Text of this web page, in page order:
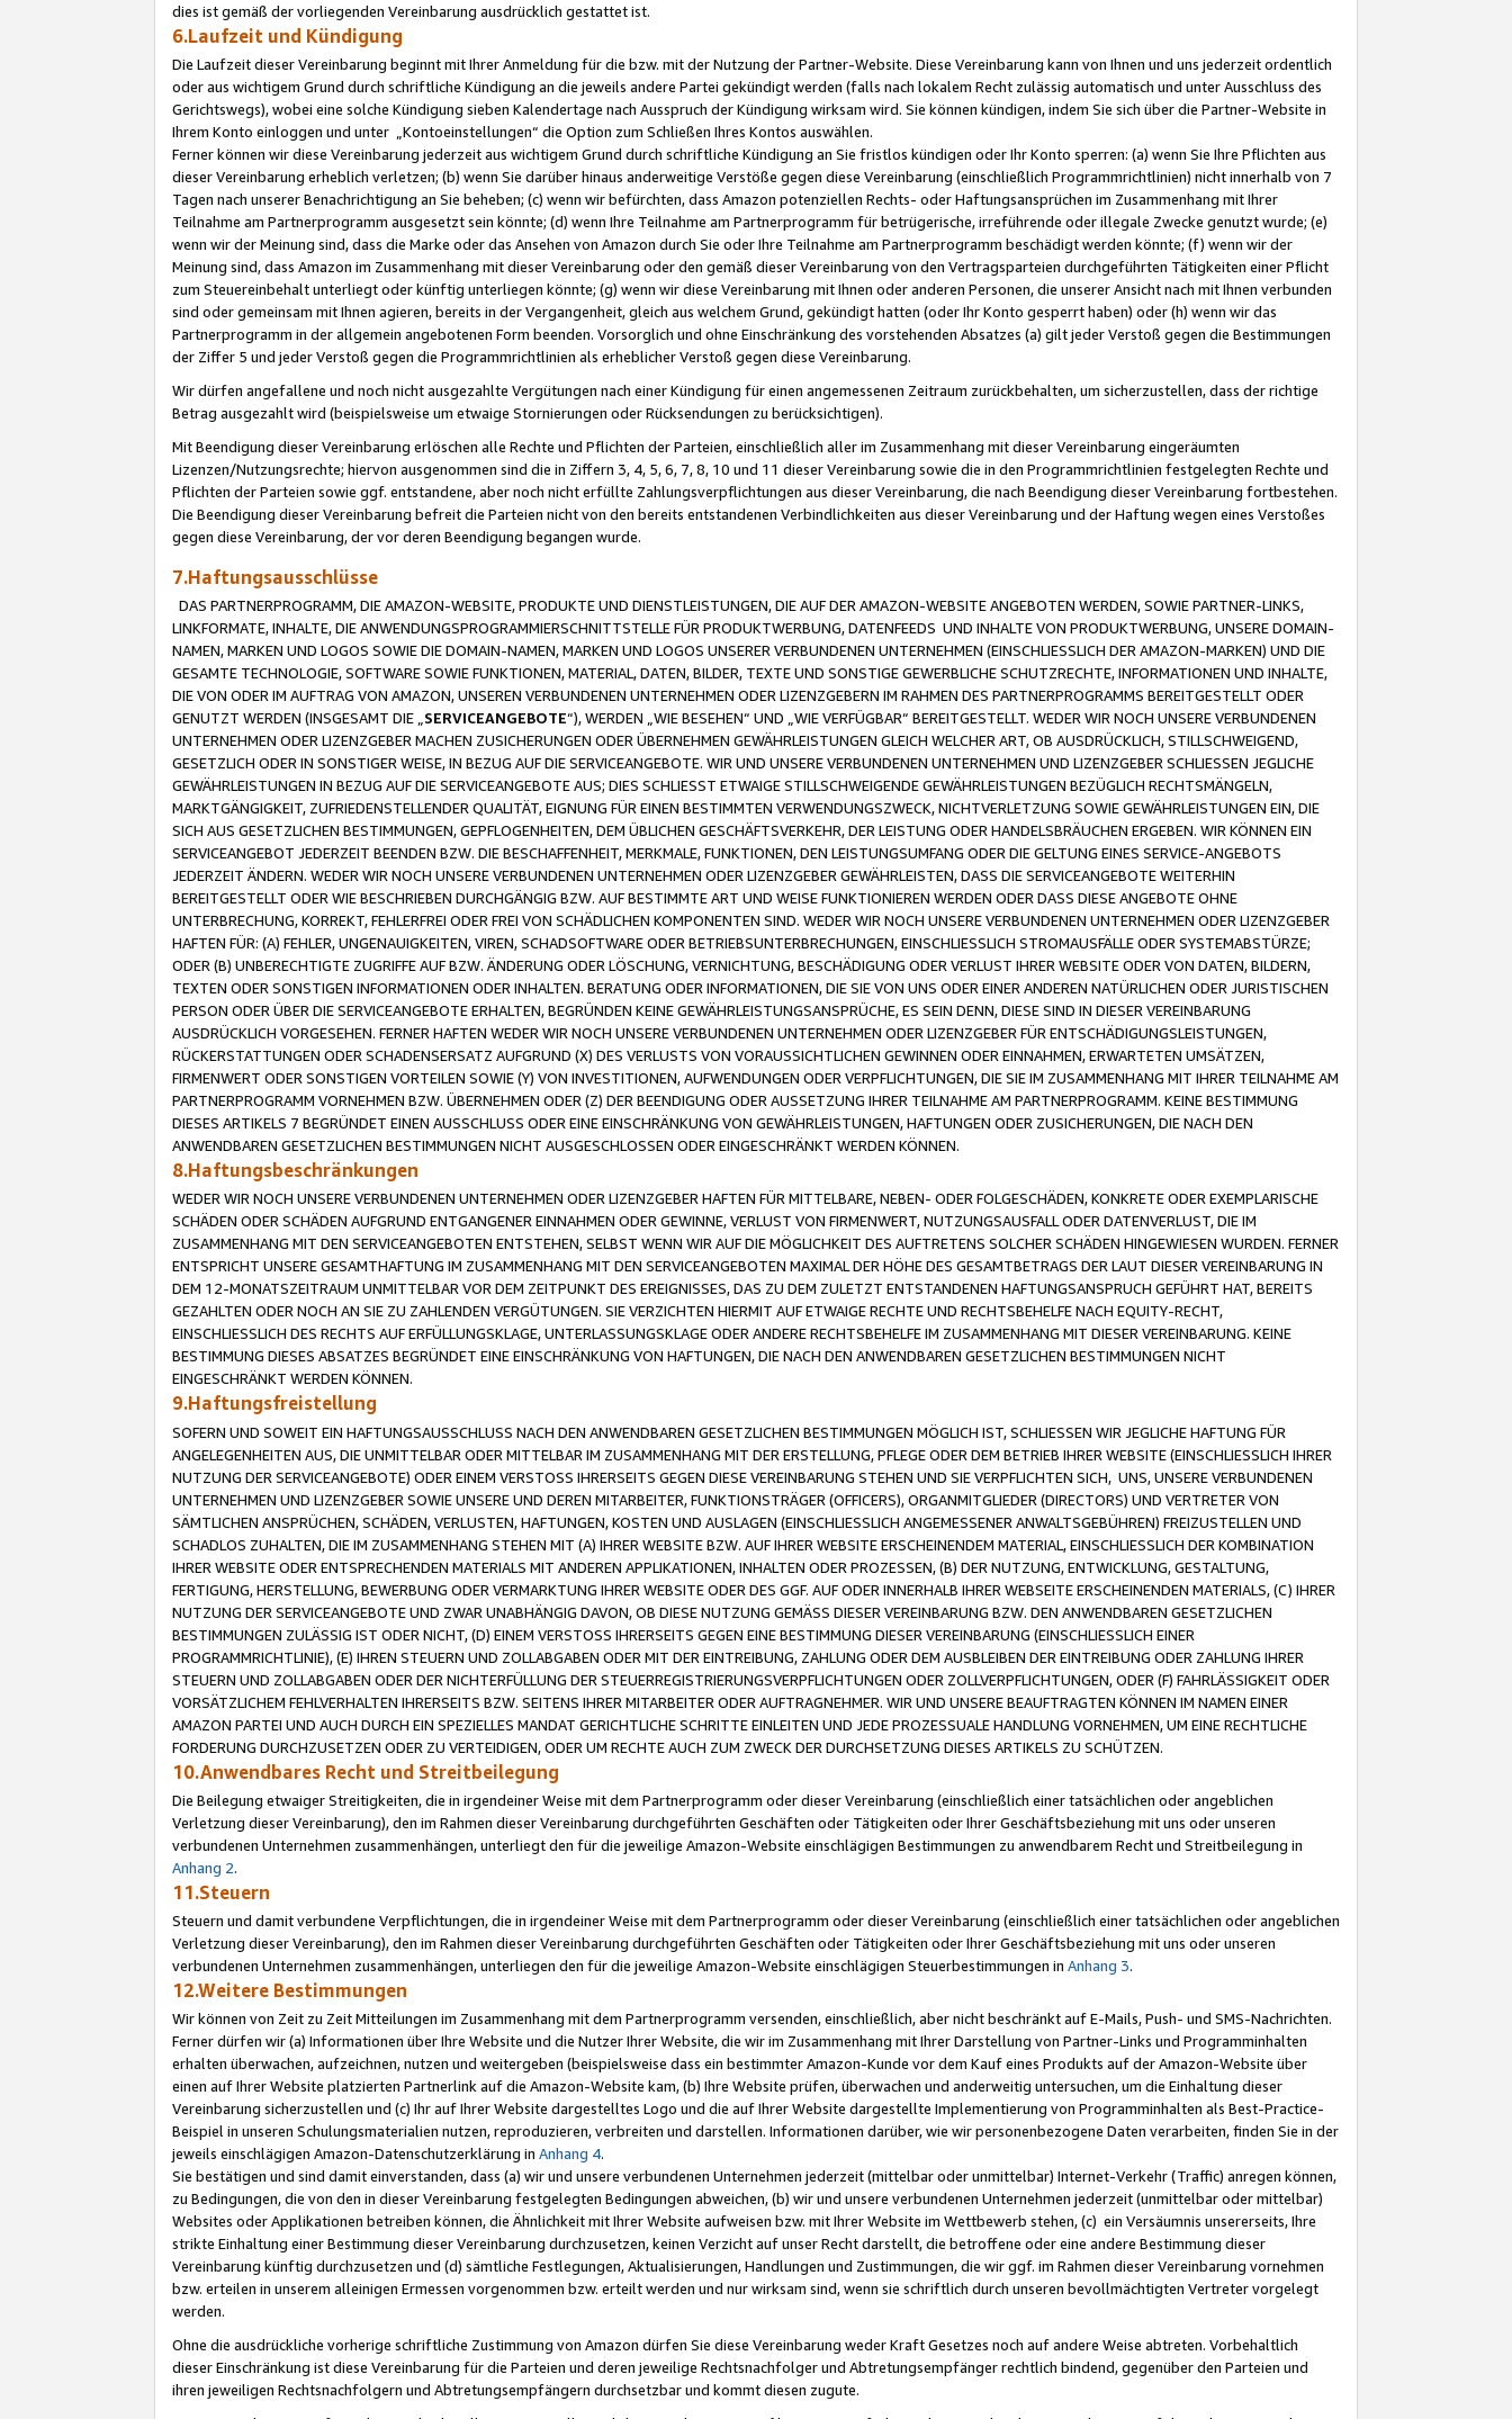
dies ist gemäß der vorliegenden Vereinbarung ausdrücklich gestattet ist.
6.Laufzeit und Kündigung
Die Laufzeit dieser Vereinbarung beginnt mit Ihrer Anmeldung für die bzw. mit der Nutzung der Partner-Website. Diese Vereinbarung kann von Ihnen und uns jederzeit ordentlich
oder aus wichtigem Grund durch schriftliche Kündigung an die jeweils andere Partei gekündigt werden (falls nach lokalem Recht zulässig automatisch und unter Ausschluss des
Gerichtswegs), wobei eine solche Kündigung sieben Kalendertage nach Ausspruch der Kündigung wirksam wird. Sie können kündigen, indem Sie sich über die Partner-Website in
Ihrem Konto einloggen und unter „Kontoeinstellungen“ die Option zum Schließen Ihres Kontos auswählen.
Ferner können wir diese Vereinbarung jederzeit aus wichtigem Grund durch schriftliche Kündigung an Sie fristlos kündigen oder Ihr Konto sperren: (a) wenn Sie Ihre Pflichten aus
dieser Vereinbarung erheblich verletzen; (b) wenn Sie darüber hinaus anderweitige Verstöße gegen diese Vereinbarung (einschließlich Programmrichtlinien) nicht innerhalb von 7
Tagen nach unserer Benachrichtigung an Sie beheben; (c) wenn wir befürchten, dass Amazon potenziellen Rechts- oder Haftungsansprüchen im Zusammenhang mit Ihrer
Teilnahme am Partnerprogramm ausgesetzt sein könnte; (d) wenn Ihre Teilnahme am Partnerprogramm für betrügerische, irreführende oder illegale Zwecke genutzt wurde; (e)
wenn wir der Meinung sind, dass die Marke oder das Ansehen von Amazon durch Sie oder Ihre Teilnahme am Partnerprogramm beschädigt werden könnte; (f) wenn wir der
Meinung sind, dass Amazon im Zusammenhang mit dieser Vereinbarung oder den gemäß dieser Vereinbarung von den Vertragsparteien durchgeführten Tätigkeiten einer Pflicht
zum Steuereinbehalt unterliegt oder künftig unterliegen könnte; (g) wenn wir diese Vereinbarung mit Ihnen oder anderen Personen, die unserer Ansicht nach mit Ihnen verbunden
sind oder gemeinsam mit Ihnen agieren, bereits in der Vergangenheit, gleich aus welchem Grund, gekündigt hatten (oder Ihr Konto gesperrt haben) oder (h) wenn wir das
Partnerprogramm in der allgemein angebotenen Form beenden. Vorsorglich und ohne Einschränkung des vorstehenden Absatzes (a) gilt jeder Verstoß gegen die Bestimmungen
der Ziffer 5 und jeder Verstoß gegen die Programmrichtlinien als erheblicher Verstoß gegen diese Vereinbarung.
Wir dürfen angefallene und noch nicht ausgezahlte Vergütungen nach einer Kündigung für einen angemessenen Zeitraum zurückbehalten, um sicherzustellen, dass der richtige
Betrag ausgezahlt wird (beispielsweise um etwaige Stornierungen oder Rücksendungen zu berücksichtigen).
Mit Beendigung dieser Vereinbarung erlöschen alle Rechte und Pflichten der Parteien, einschließlich aller im Zusammenhang mit dieser Vereinbarung eingeräumten
Lizenzen/Nutzungsrechte; hiervon ausgenommen sind die in Ziffern 3, 4, 5, 6, 7, 8, 10 und 11 dieser Vereinbarung sowie die in den Programmrichtlinien festgelegten Rechte und
Pflichten der Parteien sowie ggf. entstandene, aber noch nicht erfüllte Zahlungsverpflichtungen aus dieser Vereinbarung, die nach Beendigung dieser Vereinbarung fortbestehen.
Die Beendigung dieser Vereinbarung befreit die Parteien nicht von den bereits entstandenen Verbindlichkeiten aus dieser Vereinbarung und der Haftung wegen eines Verstoßes
gegen diese Vereinbarung, der vor deren Beendigung begangen wurde.
7.Haftungsausschlüsse
DAS PARTNERPROGRAMM, DIE AMAZON-WEBSITE, PRODUKTE UND DIENSTLEISTUNGEN, DIE AUF DER AMAZON-WEBSITE ANGEBOTEN WERDEN, SOWIE PARTNER-LINKS,
LINKFORMATE, INHALTE, DIE ANWENDUNGSPROGRAMMIERSCHNITTSTELLE FÜR PRODUKTWERBUNG, DATENFEEDS UND INHALTE VON PRODUKTWERBUNG, UNSERE DOMAIN-
NAMEN, MARKEN UND LOGOS SOWIE DIE DOMAIN-NAMEN, MARKEN UND LOGOS UNSERER VERBUNDENEN UNTERNEHMEN (EINSCHLIESSLICH DER AMAZON-MARKEN) UND DIE
GESAMTE TECHNOLOGIE, SOFTWARE SOWIE FUNKTIONEN, MATERIAL, DATEN, BILDER, TEXTE UND SONSTIGE GEWERBLICHE SCHUTZRECHTE, INFORMATIONEN UND INHALTE,
DIE VON ODER IM AUFTRAG VON AMAZON, UNSEREN VERBUNDENEN UNTERNEHMEN ODER LIZENZGEBERN IM RAHMEN DES PARTNERPROGRAMMS BEREITGESTELLT ODER
GENUTZT WERDEN (INSGESAMT DIE „ SERVICEANGEBOTE“), WERDEN „WIE BESEHEN“ UND „WIE VERFÜGBAR“ BEREITGESTELLT. WEDER WIR NOCH UNSERE VERBUNDENEN
UNTERNEHMEN ODER LIZENZGEBER MACHEN ZUSICHERUNGEN ODER ÜBERNEHMEN GEWÄHRLEISTUNGEN GLEICH WELCHER ART, OB AUSDRÜCKLICH, STILLSCHWEIGEND,
GESETZLICH ODER IN SONSTIGER WEISE, IN BEZUG AUF DIE SERVICEANGEBOTE. WIR UND UNSERE VERBUNDENEN UNTERNEHMEN UND LIZENZGEBER SCHLIESSEN JEGLICHE
GEWÄHRLEISTUNGEN IN BEZUG AUF DIE SERVICEANGEBOTE AUS; DIES SCHLIESST ETWAIGE STILLSCHWEIGENDE GEWÄHRLEISTUNGEN BEZÜGLICH RECHTSMÄNGELN,
MARKTGÄNGIGKEIT, ZUFRIEDENSTELLENDER QUALITÄT, EIGNUNG FÜR EINEN BESTIMMTEN VERWENDUNGSZWECK, NICHTVERLETZUNG SOWIE GEWÄHRLEISTUNGEN EIN, DIE
SICH AUS GESETZLICHEN BESTIMMUNGEN, GEPFLOGENHEITEN, DEM ÜBLICHEN GESCHÄFTSVERKEHR, DER LEISTUNG ODER HANDELSBRÄUCHEN ERGEBEN. WIR KÖNNEN EIN
SERVICEANGEBOT JEDERZEIT BEENDEN BZW. DIE BESCHAFFENHEIT, MERKMALE, FUNKTIONEN, DEN LEISTUNGSUMFANG ODER DIE GELTUNG EINES SERVICE-ANGEBOTS
JEDERZEIT ÄNDERN. WEDER WIR NOCH UNSERE VERBUNDENEN UNTERNEHMEN ODER LIZENZGEBER GEWÄHRLEISTEN, DASS DIE SERVICEANGEBOTE WEITERHIN
BEREITGESTELLT ODER WIE BESCHRIEBEN DURCHGÄNGIG BZW. AUF BESTIMMTE ART UND WEISE FUNKTIONIEREN WERDEN ODER DASS DIESE ANGEBOTE OHNE
UNTERBRECHUNG, KORREKT, FEHLERFREI ODER FREI VON SCHÄDLICHEN KOMPONENTEN SIND. WEDER WIR NOCH UNSERE VERBUNDENEN UNTERNEHMEN ODER LIZENZGEBER
HAFTEN FÜR: (A) FEHLER, UNGENAUIGKEITEN, VIREN, SCHADSOFTWARE ODER BETRIEBSUNTERBRECHUNGEN, EINSCHLIESSLICH STROMAUSFÄLLE ODER SYSTEMABSTÜRZE;
ODER (B) UNBERECHTIGTE ZUGRIFFE AUF BZW. ÄNDERUNG ODER LÖSCHUNG, VERNICHTUNG, BESCHÄDIGUNG ODER VERLUST IHRER WEBSITE ODER VON DATEN, BILDERN,
TEXTEN ODER SONSTIGEN INFORMATIONEN ODER INHALTEN. BERATUNG ODER INFORMATIONEN, DIE SIE VON UNS ODER EINER ANDEREN NATÜRLICHEN ODER JURISTISCHEN
PERSON ODER ÜBER DIE SERVICEANGEBOTE ERHALTEN, BEGRÜNDEN KEINE GEWÄHRLEISTUNGSANSPRÜCHE, ES SEIN DENN, DIESE SIND IN DIESER VEREINBARUNG
AUSDRÜCKLICH VORGESEHEN. FERNER HAFTEN WEDER WIR NOCH UNSERE VERBUNDENEN UNTERNEHMEN ODER LIZENZGEBER FÜR ENTSCHÄDIGUNGSLEISTUNGEN,
RÜCKERSTATTUNGEN ODER SCHADENSERSATZ AUFGRUND (X) DES VERLUSTS VON VORAUSSICHTLICHEN GEWINNEN ODER EINNAHMEN, ERWARTETEN UMSÄTZEN,
FIRMENWERT ODER SONSTIGEN VORTEILEN SOWIE (Y) VON INVESTITIONEN, AUFWENDUNGEN ODER VERPFLICHTUNGEN, DIE SIE IM ZUSAMMENHANG MIT IHRER TEILNAHME AM
PARTNERPROGRAMM VORNEHMEN BZW. ÜBERNEHMEN ODER (Z) DER BEENDIGUNG ODER AUSSETZUNG IHRER TEILNAHME AM PARTNERPROGRAMM. KEINE BESTIMMUNG
DIESES ARTIKELS 7 BEGRÜNDET EINEN AUSSCHLUSS ODER EINE EINSCHRÄNKUNG VON GEWÄHRLEISTUNGEN, HAFTUNGEN ODER ZUSICHERUNGEN, DIE NACH DEN
ANWENDBAREN GESETZLICHEN BESTIMMUNGEN NICHT AUSGESCHLOSSEN ODER EINGESCHRÄNKT WERDEN KÖNNEN.
8.Haftungsbeschränkungen
WEDER WIR NOCH UNSERE VERBUNDENEN UNTERNEHMEN ODER LIZENZGEBER HAFTEN FÜR MITTELBARE, NEBEN- ODER FOLGESCHÄDEN, KONKRETE ODER EXEMPLARISCHE
SCHÄDEN ODER SCHÄDEN AUFGRUND ENTGANGENER EINNAHMEN ODER GEWINNE, VERLUST VON FIRMENWERT, NUTZUNGSAUSFALL ODER DATENVERLUST, DIE IM
ZUSAMMENHANG MIT DEN SERVICEANGEBOTEN ENTSTEHEN, SELBST WENN WIR AUF DIE MÖGLICHKEIT DES AUFTRETENS SOLCHER SCHÄDEN HINGEWIESEN WURDEN. FERNER
ENTSPRICHT UNSERE GESAMTHAFTUNG IM ZUSAMMENHANG MIT DEN SERVICEANGEBOTEN MAXIMAL DER HÖHE DES GESAMTBETRAGS DER LAUT DIESER VEREINBARUNG IN
DEM 12-MONATSZEITRAUM UNMITTELBAR VOR DEM ZEITPUNKT DES EREIGNISSES, DAS ZU DEM ZULETZT ENTSTANDENEN HAFTUNGSANSPRUCH GEFÜHRT HAT, BEREITS
GEZAHLTEN ODER NOCH AN SIE ZU ZAHLENDEN VERGÜTUNGEN. SIE VERZICHTEN HIERMIT AUF ETWAIGE RECHTE UND RECHTSBEHELFE NACH EQUITY-RECHT,
EINSCHLIESSLICH DES RECHTS AUF ERFÜLLUNGSKLAGE, UNTERLASSUNGSKLAGE ODER ANDERE RECHTSBEHELFE IM ZUSAMMENHANG MIT DIESER VEREINBARUNG. KEINE
BESTIMMUNG DIESES ABSATZES BEGRÜNDET EINE EINSCHRÄNKUNG VON HAFTUNGEN, DIE NACH DEN ANWENDBAREN GESETZLICHEN BESTIMMUNGEN NICHT
EINGESCHRÄNKT WERDEN KÖNNEN.
9.Haftungsfreistellung
SOFERN UND SOWEIT EIN HAFTUNGSAUSSCHLUSS NACH DEN ANWENDBAREN GESETZLICHEN BESTIMMUNGEN MÖGLICH IST, SCHLIESSEN WIR JEGLICHE HAFTUNG FÜR
ANGELEGENHEITEN AUS, DIE UNMITTELBAR ODER MITTELBAR IM ZUSAMMENHANG MIT DER ERSTELLUNG, PFLEGE ODER DEM BETRIEB IHRER WEBSITE (EINSCHLIESSLICH IHRER
NUTZUNG DER SERVICEANGEBOTE) ODER EINEM VERSTOSS IHRERSEITS GEGEN DIESE VEREINBARUNG STEHEN UND SIE VERPFLICHTEN SICH, UNS, UNSERE VERBUNDENEN
UNTERNEHMEN UND LIZENZGEBER SOWIE UNSERE UND DEREN MITARBEITER, FUNKTIONSTRÄGER (OFFICERS), ORGANMITGLIEDER (DIRECTORS) UND VERTRETER VON
SÄMTLICHEN ANSPRÜCHEN, SCHÄDEN, VERLUSTEN, HAFTUNGEN, KOSTEN UND AUSLAGEN (EINSCHLIESSLICH ANGEMESSENER ANWALTSGEBÜHREN) FREIZUSTELLEN UND
SCHADLOS ZUHALTEN, DIE IM ZUSAMMENHANG STEHEN MIT (A) IHRER WEBSITE BZW. AUF IHRER WEBSITE ERSCHEINENDEM MATERIAL, EINSCHLIESSLICH DER KOMBINATION
IHRER WEBSITE ODER ENTSPRECHENDEN MATERIALS MIT ANDEREN APPLIKATIONEN, INHALTEN ODER PROZESSEN, (B) DER NUTZUNG, ENTWICKLUNG, GESTALTUNG,
FERTIGUNG, HERSTELLUNG, BEWERBUNG ODER VERMARKTUNG IHRER WEBSITE ODER DES GGF. AUF ODER INNERHALB IHRER WEBSEITE ERSCHEINENDEN MATERIALS, (C) IHRER
NUTZUNG DER SERVICEANGEBOTE UND ZWAR UNABHÄNGIG DAVON, OB DIESE NUTZUNG GEMÄSS DIESER VEREINBARUNG BZW. DEN ANWENDBAREN GESETZLICHEN
BESTIMMUNGEN ZULÄSSIG IST ODER NICHT, (D) EINEM VERSTOSS IHRERSEITS GEGEN EINE BESTIMMUNG DIESER VEREINBARUNG (EINSCHLIESSLICH EINER
PROGRAMMRICHTLINIE), (E) IHREN STEUERN UND ZOLLABGABEN ODER MIT DER EINTREIBUNG, ZAHLUNG ODER DEM AUSBLEIBEN DER EINTREIBUNG ODER ZAHLUNG IHRER
STEUERN UND ZOLLABGABEN ODER DER NICHTERFÜLLUNG DER STEUERREGISTRIERUNGSVERPFLICHTUNGEN ODER ZOLLVERPFLICHTUNGEN, ODER (F) FAHRLÄSSIGKEIT ODER
VORSÄTZLICHEM FEHLVERHALTEN IHRERSEITS BZW. SEITENS IHRER MITARBEITER ODER AUFTRAGNEHMER. WIR UND UNSERE BEAUFTRAGTEN KÖNNEN IM NAMEN EINER
AMAZON PARTEI UND AUCH DURCH EIN SPEZIELLES MANDAT GERICHTLICHE SCHRITTE EINLEITEN UND JEDE PROZESSUALE HANDLUNG VORNEHMEN, UM EINE RECHTLICHE
FORDERUNG DURCHZUSETZEN ODER ZU VERTEIDIGEN, ODER UM RECHTE AUCH ZUM ZWECK DER DURCHSETZUNG DIESES ARTIKELS ZU SCHÜTZEN.
10.Anwendbares Recht und Streitbeilegung
Die Beilegung etwaiger Streitigkeiten, die in irgendeiner Weise mit dem Partnerprogramm oder dieser Vereinbarung (einschließlich einer tatsächlichen oder angeblichen
Verletzung dieser Vereinbarung), den im Rahmen dieser Vereinbarung durchgeführten Geschäften oder Tätigkeiten oder Ihrer Geschäftsbeziehung mit uns oder unseren
verbundenen Unternehmen zusammenhängen, unterliegt den für die jeweilige Amazon-Website einschlägigen Bestimmungen zu anwendbarem Recht und Streitbeilegung in
Anhang 2.
11.Steuern
Steuern und damit verbundene Verpflichtungen, die in irgendeiner Weise mit dem Partnerprogramm oder dieser Vereinbarung (einschließlich einer tatsächlichen oder angeblichen
Verletzung dieser Vereinbarung), den im Rahmen dieser Vereinbarung durchgeführten Geschäften oder Tätigkeiten oder Ihrer Geschäftsbeziehung mit uns oder unseren
verbundenen Unternehmen zusammenhängen, unterliegen den für die jeweilige Amazon-Website einschlägigen Steuerbestimmungen in Anhang 3.
12.Weitere Bestimmungen
Wir können von Zeit zu Zeit Mitteilungen im Zusammenhang mit dem Partnerprogramm versenden, einschließlich, aber nicht beschränkt auf E-Mails, Push- und SMS-Nachrichten.
Ferner dürfen wir (a) Informationen über Ihre Website und die Nutzer Ihrer Website, die wir im Zusammenhang mit Ihrer Darstellung von Partner-Links und Programminhalten
erhalten überwachen, aufzeichnen, nutzen und weitergeben (beispielsweise dass ein bestimmter Amazon-Kunde vor dem Kauf eines Produkts auf der Amazon-Website über
einen auf Ihrer Website platzierten Partnerlink auf die Amazon-Website kam, (b) Ihre Website prüfen, überwachen und anderweitig untersuchen, um die Einhaltung dieser
Vereinbarung sicherzustellen und (c) Ihr auf Ihrer Website dargestelltes Logo und die auf Ihrer Website dargestellte Implementierung von Programminhalten als Best-Practice-
Beispiel in unseren Schulungsmaterialien nutzen, reproduzieren, verbreiten und darstellen. Informationen darüber, wie wir personenbezogene Daten verarbeiten, finden Sie in der
jeweils einschlägigen Amazon-Datenschutzerklärung in Anhang 4.
Sie bestätigen und sind damit einverstanden, dass (a) wir und unsere verbundenen Unternehmen jederzeit (mittelbar oder unmittelbar) Internet-Verkehr (Traffic) anregen können,
zu Bedingungen, die von den in dieser Vereinbarung festgelegten Bedingungen abweichen, (b) wir und unsere verbundenen Unternehmen jederzeit (unmittelbar oder mittelbar)
Websites oder Applikationen betreiben können, die Ähnlichkeit mit Ihrer Website aufweisen bzw. mit Ihrer Website im Wettbewerb stehen, (c) ein Versäumnis unsererseits, Ihre
strikte Einhaltung einer Bestimmung dieser Vereinbarung durchzusetzen, keinen Verzicht auf unser Recht darstellt, die betroffene oder eine andere Bestimmung dieser
Vereinbarung künftig durchzusetzen und (d) sämtliche Festlegungen, Aktualisierungen, Handlungen und Zustimmungen, die wir ggf. im Rahmen dieser Vereinbarung vornehmen
bzw. erteilen in unserem alleinigen Ermessen vorgenommen bzw. erteilt werden und nur wirksam sind, wenn sie schriftlich durch unseren bevollmächtigten Vertreter vorgelegt
werden.
Ohne die ausdrückliche vorherige schriftliche Zustimmung von Amazon dürfen Sie diese Vereinbarung weder Kraft Gesetzes noch auf andere Weise abtreten. Vorbehaltlich
dieser Einschränkung ist diese Vereinbarung für die Parteien und deren jeweilige Rechtsnachfolger und Abtretungsempfänger rechtlich bindend, gegenüber den Parteien und
ihren jeweiligen Rechtsnachfolgern und Abtretungsempfängern durchsetzbar und kommt diesen zugute.